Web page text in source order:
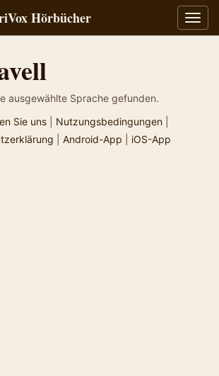
Hörbücher
ausgewählte Sprache gefunden.
Sie uns
Nutzungsbedingungen
Android-App iOS-App